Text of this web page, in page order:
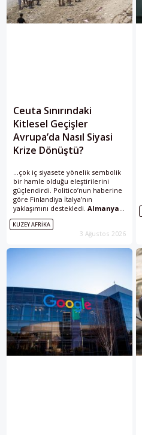
Ceuta Sınırındaki
Kitlesel Geçişler
Avrupa’da Nasıl Siyasi
Krize Dönüştü?
...çok iç siyasete yönelik sembolik
bir hamle olduğu eleştirilerini
güçlendirdi. Politico’nun haberine
göre Finlandiya İtalya’nın
yaklaşımını destekledi. Almanya
Başbakanı Friedrich Merz ise
Fas’tan bu kişileri gecikmeden geri
almasını istedi. Avrupa...
KUZEY AFRIKA
3 Ağustos 2026